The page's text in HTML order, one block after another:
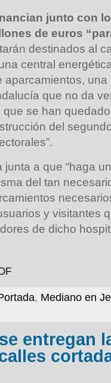
junto con
de euros
destinados al
central
que no da
que se han
del
a que “haga
del tan
y visitantes
de dicho
, Mediano en
entregan